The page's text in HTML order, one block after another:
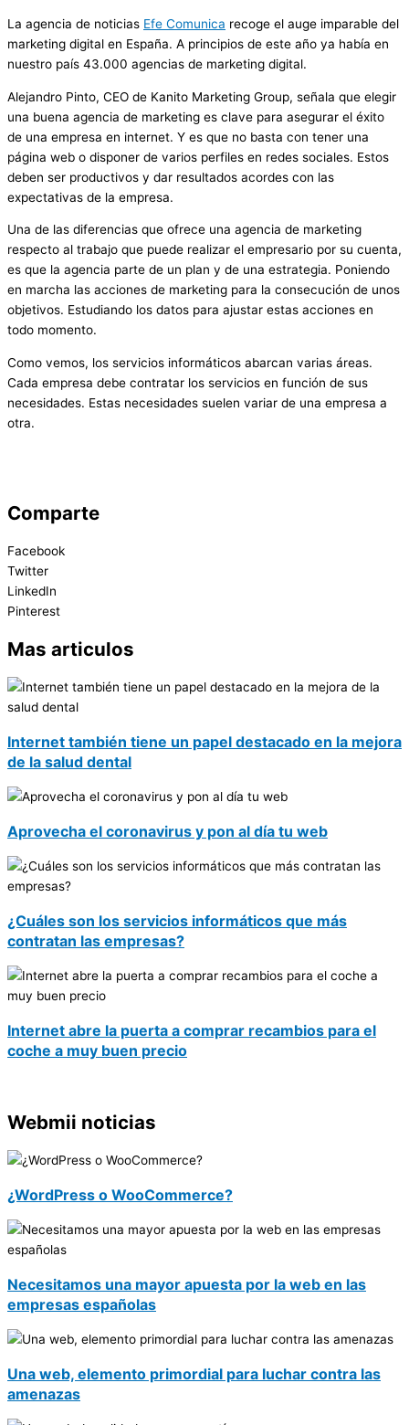
La agencia de noticias Efe Comunica recoge el auge imparable del
marketing digital en España. A principios de este año ya había en
nuestro país 43.000 agencias de marketing digital.
Alejandro Pinto, CEO de Kanito Marketing Group, señala que elegir
una buena agencia de marketing es clave para asegurar el éxito
de una empresa en internet. Y es que no basta con tener una
página web o disponer de varios perfiles en redes sociales. Estos
deben ser productivos y dar resultados acordes con las
expectativas de la empresa.
Una de las diferencias que ofrece una agencia de marketing
respecto al trabajo que puede realizar el empresario por su cuenta,
es que la agencia parte de un plan y de una estrategia. Poniendo
en marcha las acciones de marketing para la consecución de unos
objetivos. Estudiando los datos para ajustar estas acciones en
todo momento.
Como vemos, los servicios informáticos abarcan varias áreas.
Cada empresa debe contratar los servicios en función de sus
necesidades. Estas necesidades suelen variar de una empresa a
otra.
Comparte
Facebook
Twitter
LinkedIn
Pinterest
Mas articulos
Internet también tiene un papel destacado en la mejora
de la salud dental
Aprovecha el coronavirus y pon al día tu web
¿Cuáles son los servicios informáticos que más
contratan las empresas?
Internet abre la puerta a comprar recambios para el
coche a muy buen precio
Webmii noticias
¿WordPress o WooCommerce?
Necesitamos una mayor apuesta por la web en las
empresas españolas
Una web, elemento primordial para luchar contra las
amenazas